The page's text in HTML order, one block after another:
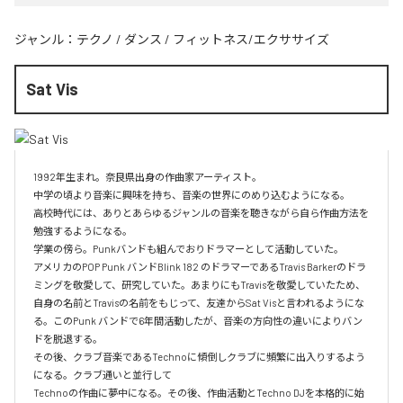
ジャンル： テクノ / ダンス / フィットネス/エクササイズ
Sat Vis
1992年生まれ。奈良県出身の作曲家アーティスト。
中学の頃より音楽に興味を持ち、音楽の世界にのめり込むようになる。
高校時代には、ありとあらゆるジャンルの音楽を聴きながら自ら作曲方法を
勉強するようになる。
学業の傍ら。Punkバンドも組んでおりドラマーとして活動していた。
アメリカのPOP Punk バンドBlink 182 のドラマーであるTravis Barkerのドラ
ミングを敬愛して、研究していた。あまりにもTravisを敬愛していたため、
自身の名前とTravisの名前をもじって、友達からSat Visと言われるようにな
る。このPunk バンドで6年間活動したが、音楽の方向性の違いによりバン
ドを脱退する。
その後、クラブ音楽であるTechnoに傾倒しクラブに頻繁に出入りするよう
になる。クラブ通いと並行して
Technoの作曲に夢中になる。その後、作曲活動とTechno DJを本格的に始